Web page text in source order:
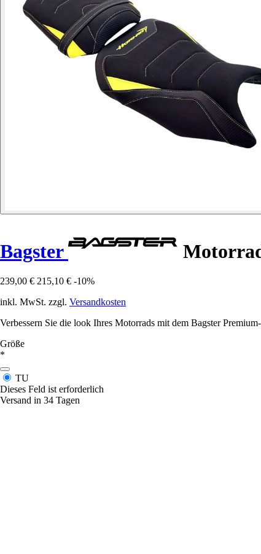
Bagster
239,00 € 215,10 € -10%
inkl. MwSt. zzgl. Versandkosten
Verbessern Sie die look Ihres Motorrads mit dem Bagster
Größe
*
TU
Dieses Feld ist erforderlich
Versand in 34 Tagen